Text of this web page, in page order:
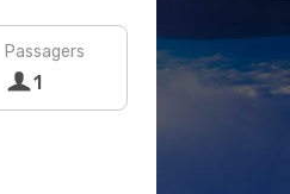
Passagers
1